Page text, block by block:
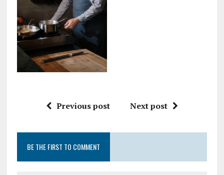
Previous post Next post
BE THE FIRST TO COMMENT